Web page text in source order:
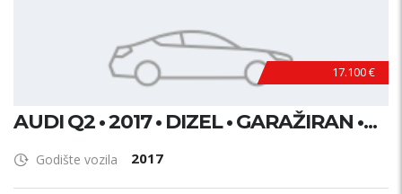
17.100 €
AUDI Q2 • 2017 • DIZEL • GARAŽIRAN •...
Godište vozila 2017